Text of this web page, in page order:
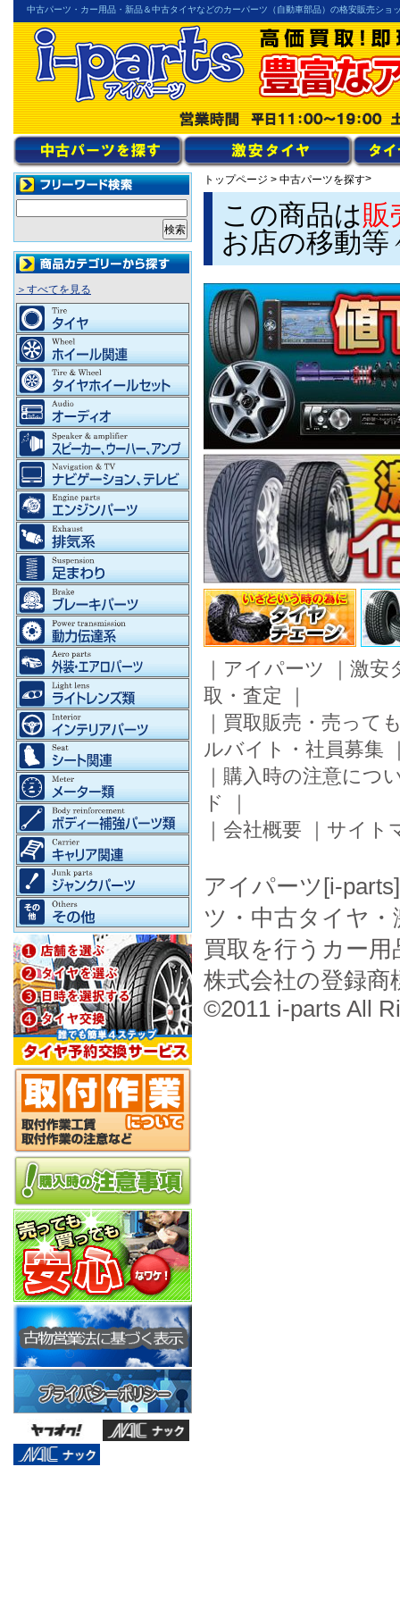
中古パーツ・カー用品・新品＆中古タイヤなどのカーパーツ（自動車部品）の格安販売ショ
トップページ > 中古パーツを探す>
この商品は販
お店の移動
｜ アイパーツ ｜ 激安
取・査定 ｜
｜ 買取販売・売って
ルバイト・社員募集
｜ 購入時の注意につ
ド
｜
｜ 会社概要 ｜ サイト
アイパーツ[i-
ツ・中古タイヤ
買取を行うカー
株式会社の登録商
©2011 i-parts All
＞すべてを見る